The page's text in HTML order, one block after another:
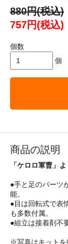
880円(税込)
757円(税込)
個数
個
商品の説明
「ケロロ軍曹」
●手と足のパーツ
能。
●目は回転式で表
も多数付属。
●組立は接着剤不
※写真はキットを